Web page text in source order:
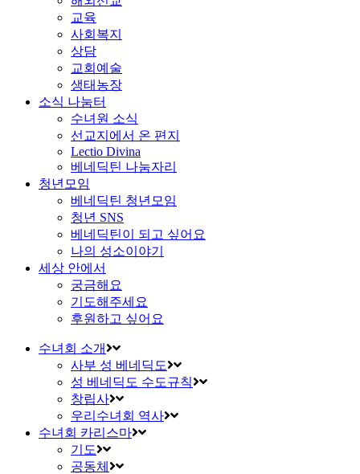
교육
사회복지
상담
교회예술
생태농장
소식 나눔터
수녀원 소식
선교지에서 온 편지
Lectio Divina
베네딕틴 나눔자리
청년모임
베네딕틴 청년모임
청년 SNS
베네딕틴이 되고 싶어요
나의 성소이야기
세상 안에서
궁금해요
기도해주세요
후원하고 싶어요
수녀회 소개
사부 성 베네딕도
성 베네딕도 수도규칙
창립사
우리수녀회 역사
수녀회 카리스마
기도
공동체